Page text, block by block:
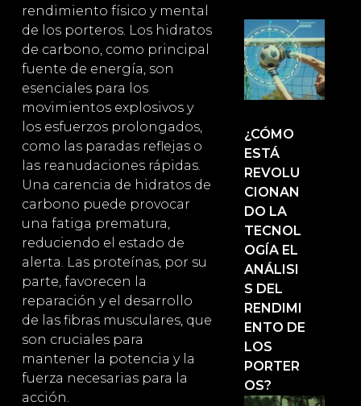
rendimiento físico y mental
de los porteros. Los hidratos
de carbono, como principal
fuente de energía, son
esenciales para los
movimientos explosivos y
los esfuerzos prolongados,
como las paradas reflejas o
las reanudaciones rápidas.
Una carencia de hidratos de
carbono puede provocar
una fatiga prematura,
reduciendo el estado de
alerta. Las proteínas, por su
parte, favorecen la
reparación y el desarrollo
de las fibras musculares, que
son cruciales para
mantener la potencia y la
fuerza necesarias para la
acción.
¿CÓMO
ESTÁ
REVOLU
CIONAN
DO LA
TECNOL
OGÍA EL
ANÁLISI
S DEL
RENDIMI
ENTO DE
LOS
PORTER
OS?